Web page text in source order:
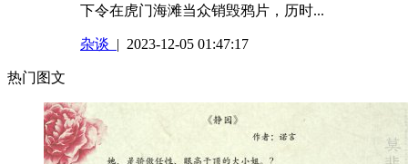
下令在虎门海滩当众销毁鸦片，历时...
杂谈 | 2023-12-05 01:47:17
热门图文